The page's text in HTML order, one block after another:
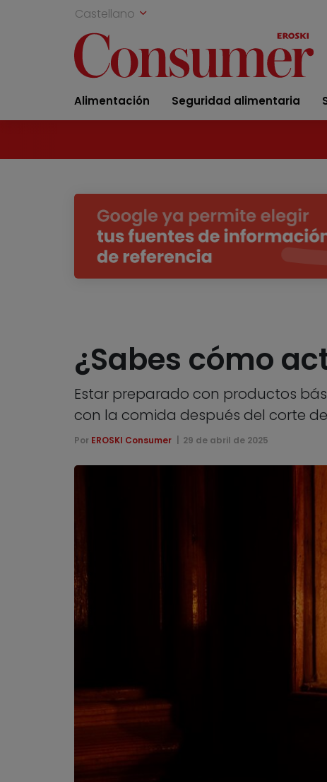
Castellano
Alimentación Seguridad alimentaria
¿Sabes cómo
Estar preparado con productos
con la comida después del corte
Por EROSKI Consumer 29 de abril de 2025